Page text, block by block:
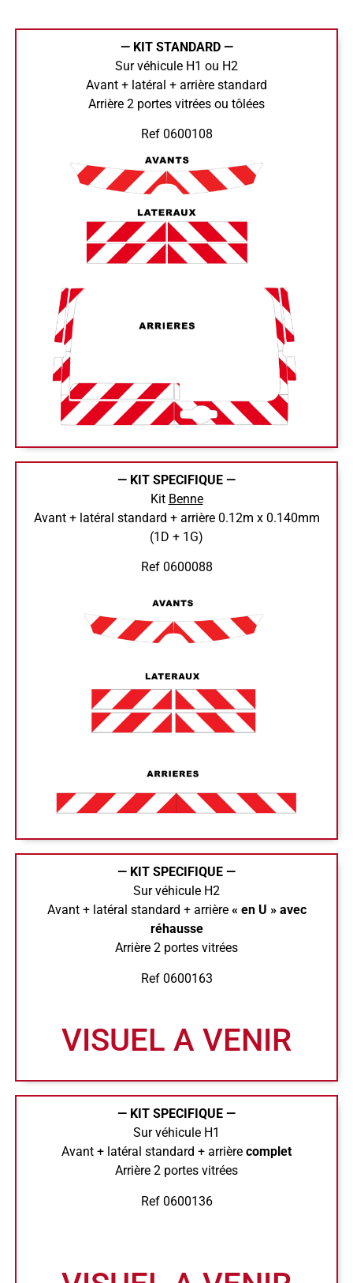
— KIT STANDARD —
Sur véhicule H1 ou H2
Avant + latéral + arrière standard
Arrière 2 portes vitrées ou tôlées
Ref 0600108
— KIT SPECIFIQUE —
Kit Benne
Avant + latéral standard + arrière 0.12m x 0.140mm
(1D + 1G)
Ref 0600088
— KIT SPECIFIQUE —
Sur véhicule H2
Avant + latéral standard + arrière« en U » avec
réhausse
Arrière 2 portes vitrées
Ref 0600163
VISUEL A VENIR
— KIT SPECIFIQUE —
Sur véhicule H1
Avant + latéral standard + arrière complet
Arrière 2 portes vitrées
Ref 0600136